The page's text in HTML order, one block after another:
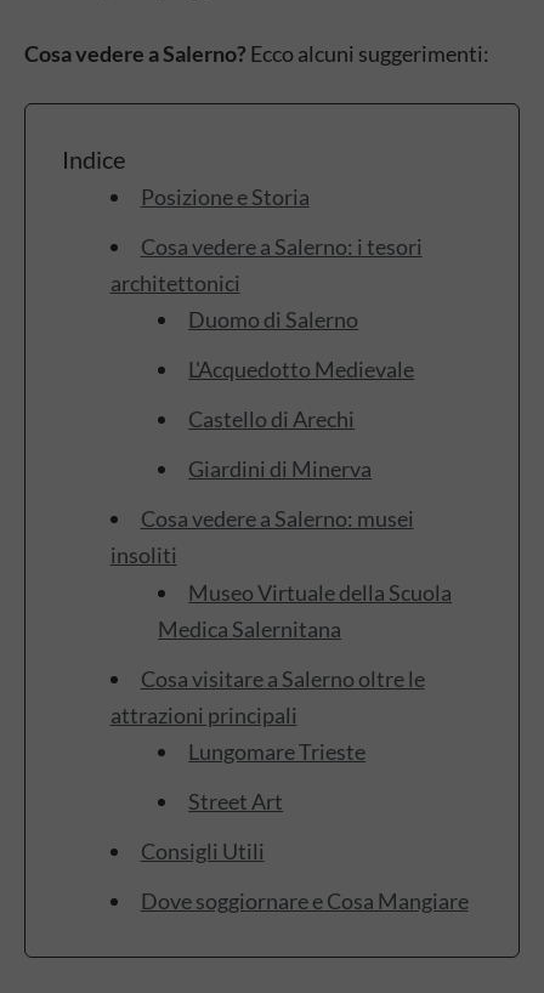
Cosa vedere a Salerno? Ecco alcuni suggerimenti:
Indice
Posizione e Storia
Cosa vedere a Salerno: i tesori
architettonici
Duomo di Salerno
L'Acquedotto Medievale
Castello di Arechi
Giardini di Minerva
Cosa vedere a Salerno: musei
insoliti
Museo Virtuale della Scuola
Medica Salernitana
Cosa visitare a Salerno oltre le
attrazioni principali
Lungomare Trieste
Street Art
Consigli Utili
Dove soggiornare e Cosa Mangiare